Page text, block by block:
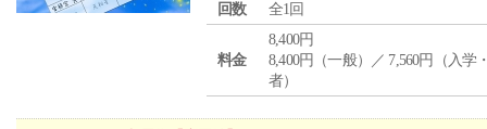
回数
全1回
料金
8,400円
8,400円（一般）／ 7,560円（入学
者）